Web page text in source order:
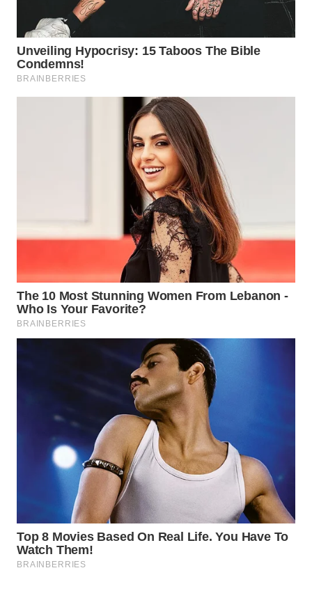
WAHANA
TANI
WAHANA
LISTRIK
TRAVEL
WAHANA
CO ID
WAHANANEWS
WAHANA
SPORT